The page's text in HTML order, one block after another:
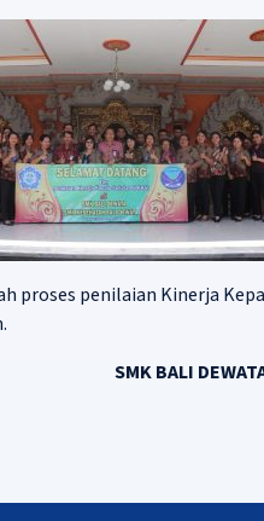
proses penilaian Kinerja
SMK BALI